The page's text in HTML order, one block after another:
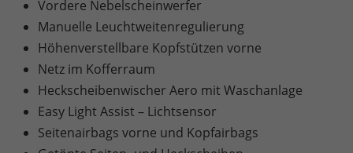
Vordere Nebelscheinwerfer
Manuelle Leuchtweitenregulierung
Höhenverstellbare Kopfstützen vorne
Netz im Kofferraum
Heckscheibenwischer Aero mit Waschanlage
Easy Light Assist – Lichtsensor
Seitenairbags vorne und Kopfairbags